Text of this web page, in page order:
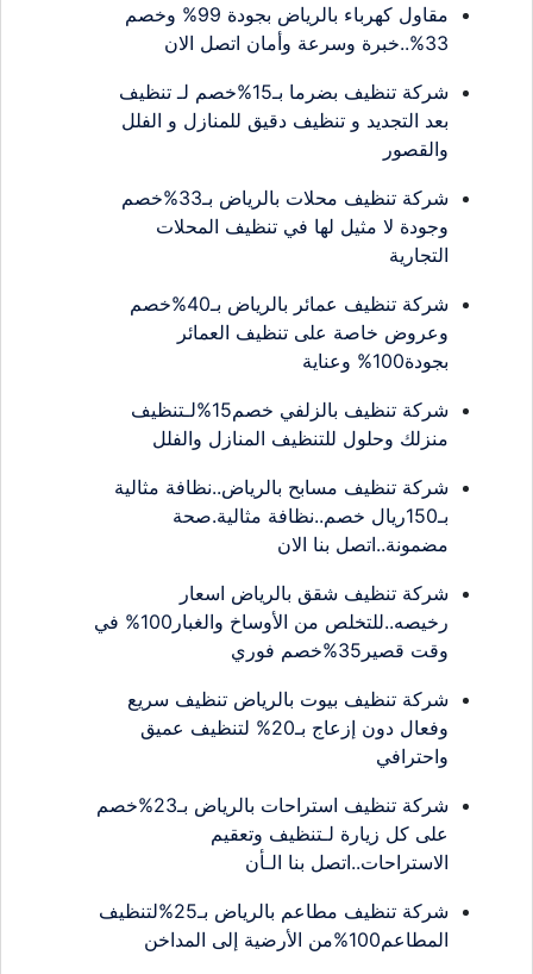
مقاول كهرباء بالرياض بجودة 99% وخصم
33%..خبرة وسرعة وأمان اتصل الان
شركة تنظيف بضرما بـ15%خصم لـ تنظيف
بعد التجديد و تنظيف دقيق للمنازل و الفلل
والقصور
شركة تنظيف محلات بالرياض بـ33%خصم
وجودة لا مثيل لها في تنظيف المحلات
التجارية
شركة تنظيف عمائر بالرياض بـ40%خصم
وعروض خاصة على تنظيف العمائر
بجودة100% وعناية
شركة تنظيف بالزلفي خصم15%لـتنظيف
منزلك وحلول للتنظيف المنازل والفلل
شركة تنظيف مسابح بالرياض..نظافة مثالية
بـ150ريال خصم..نظافة مثالية.صحة
مضمونة..اتصل بنا الان
شركة تنظيف شقق بالرياض اسعار
رخيصه..للتخلص من الأوساخ والغبار100% في
وقت قصير35%خصم فوري
شركة تنظيف بيوت بالرياض تنظيف سريع
وفعال دون إزعاج بـ20% لتنظيف عميق
واحترافي
شركة تنظيف استراحات بالرياض بـ23%خصم
على كل زيارة لـتنظيف وتعقيم
الاستراحات..اتصل بنا الـأن
شركة تنظيف مطاعم بالرياض بـ25%لتنظيف
المطاعم100%من الأرضية إلى المداخن